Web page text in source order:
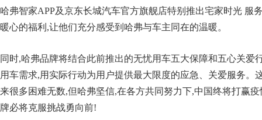
哈弗智家APP及京东长城汽车官方旗舰店特别推出宅家时光 服
暖心的福利,让他们充分感受到哈弗与车主同在的温暖。
同时,哈弗品牌将结合此前推出的无忧用车五大保障和五心关爱
用车需求,用实际行动为用户提供最大限度的应急、关爱服务。
来很多困难无数,但哈弗坚信,在各方共同努力下,中国终将打赢
牌必将克服挑战勇向前!